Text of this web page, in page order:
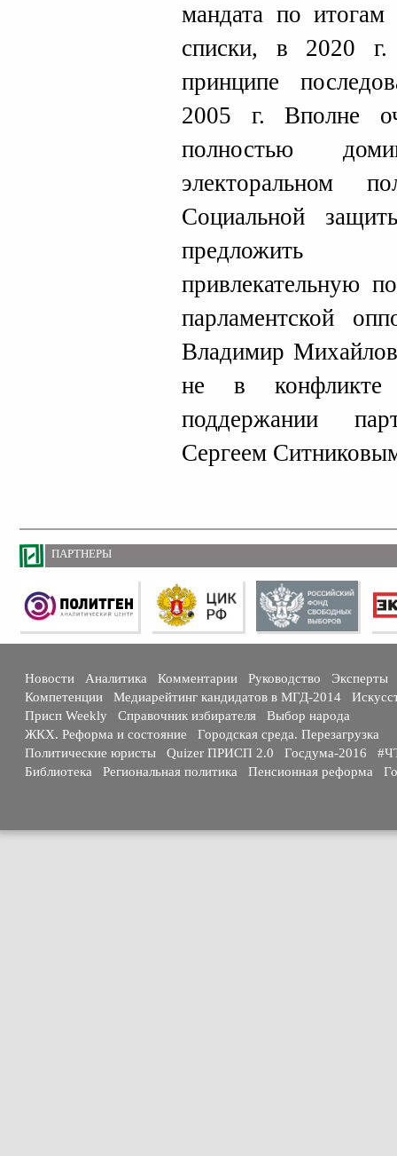
мандата по итогам
списки, в 2020
принципе
2005 г. Вполне
полностью
электоральном
Социальной
предложить
привлекательную
парламентской
Владимир Михайлов
не в
поддержании
Сергеем
ПАРТНЕРЫ
Новости Аналитика Комментарии Руководство
Эксперты
Компетенции
Медиарейтинг кандидатов в МГД-2014
Присп Weekly
Справочник избирателя
Выбор народа
ЖКХ. Реформа и состояние
Городская среда. Перезагрузка
Политические юристы
Quizer ПРИСП 2.0 Госдума-2016
Библиотека
Региональная политика Пенсионная реформа